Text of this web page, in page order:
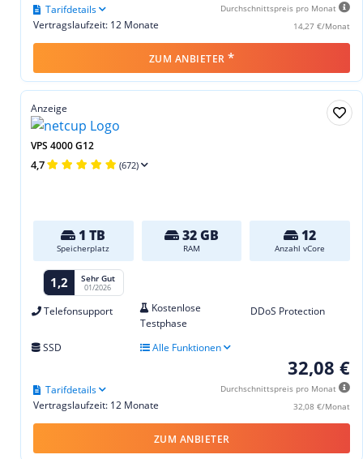
Durchschnittspreis pro Monat
14,27 €/Monat
Vertragslaufzeit: 12 Monate
Tarifdetails
ZUM ANBIETER *
Anzeige
VPS 4000 G12
4,7 (672)
1 TB
Speicherplatz
32 GB
RAM
12
Anzahl vCore
1,2 Sehr Gut
01/2026
Telefonsupport
Kostenlose
Testphase
DDoS Protection
SSD Alle Funktionen
32,08 €
Durchschnittspreis pro Monat
32,08 €/Monat
Vertragslaufzeit: 12 Monate
Tarifdetails
ZUM ANBIETER